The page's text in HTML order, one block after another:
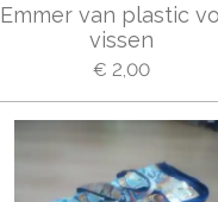
Emmer van plastic
vissen
€ 2,00